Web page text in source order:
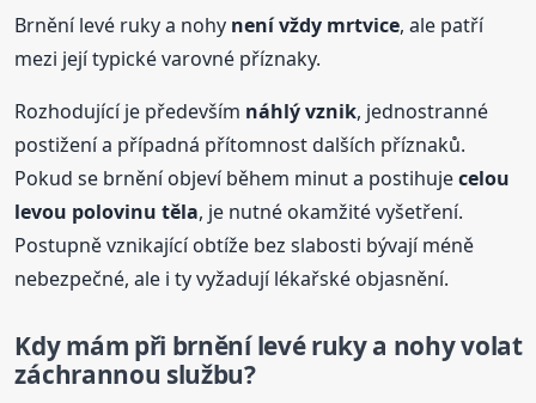
Brnění levé ruky a nohy není vždy mrtvice, ale patří
mezi její typické varovné příznaky.
Rozhodující je především náhlý vznik, jednostranné
postižení a případná přítomnost dalších příznaků.
Pokud se brnění objeví během minut a postihujecelou
levou polovinu těla, je nutné okamžité vyšetření.
Postupně vznikající obtíže bez slabosti bývají méně
nebezpečné, ale i ty vyžadují lékařské objasnění.
Kdy mám při brnění levé ruky a nohy volat
záchrannou službu?